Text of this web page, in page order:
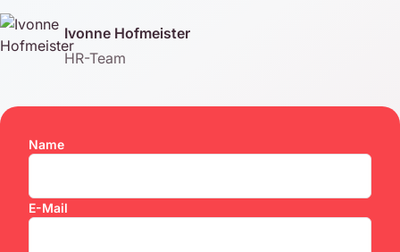
Ivonne Hofmeister
HR-Team
Name
E-Mail